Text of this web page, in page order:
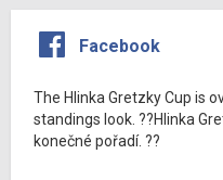
Facebook
The Hlinka Gretzky Cup is
standings look. ??Hlinka
konečné pořadí. ??